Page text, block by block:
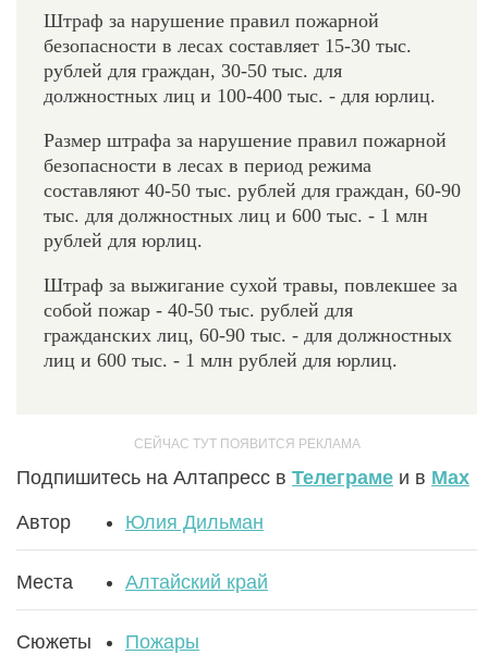
Штраф за нарушение правил пожарной
безопасности в лесах составляет 15-30 тыс.
рублей для граждан, 30-50 тыс. для
должностных лиц и 100-400 тыс. - для юрлиц.
Размер штрафа за нарушение правил пожарной
безопасности в лесах в период режима
составляют 40-50 тыс. рублей для граждан, 60-90
тыс. для должностных лиц и 600 тыс. - 1 млн
рублей для юрлиц.
Штраф за выжигание сухой травы, повлекшее за
собой пожар - 40-50 тыс. рублей для
гражданских лиц, 60-90 тыс. - для должностных
лиц и 600 тыс. - 1 млн рублей для юрлиц.
Подпишитесь на Алтапресс в Телеграме и в Max
Автор Юлия Дильман
Места Алтайский край
Сюжеты Пожары